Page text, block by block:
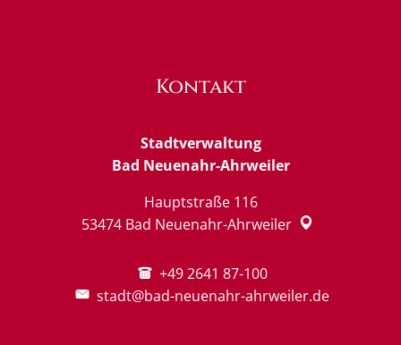
Kontakt
Stadtverwaltung
Bad Neuenahr-Ahrweiler
Hauptstraße 116
53474 Bad Neuenahr-Ahrweiler
+49 2641 87-100
stadt@bad-neuenahr-ahrweiler.de